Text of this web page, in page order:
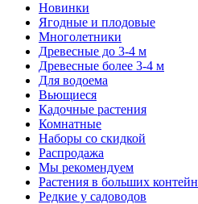
Новинки
Ягодные и плодовые
Многолетники
Древесные до 3-4 м
Древесные более 3-4 м
Для водоема
Вьющиеся
Кадочные растения
Комнатные
Наборы со скидкой
Распродажа
Мы рекомендуем
Растения в больших
Редкие у садоводов